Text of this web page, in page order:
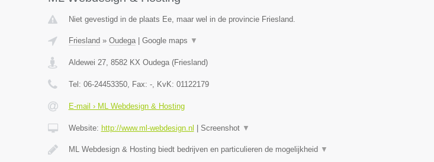
Niet gevestigd in de plaats Ee, maar wel in de provincie Friesland.
Friesland » Oudega| Google maps ▼
Aldewei 27, 8582 KX Oudega(Friesland)
Tel: 06-24453350, Fax: -, KvK: 01122179
E-mail › ML Webdesign & Hosting
Website: http://www.ml-webdesign.nl Screenshot ▼
ML Webdesign & Hosting biedt bedrijven en particulieren de mogelijkheid ▼